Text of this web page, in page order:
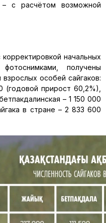
с расчётом возможной
начальных
получены
особей сайгаков:
(годовой прирост 60,2%),
– 1 150 000
в стране – 2 833 600